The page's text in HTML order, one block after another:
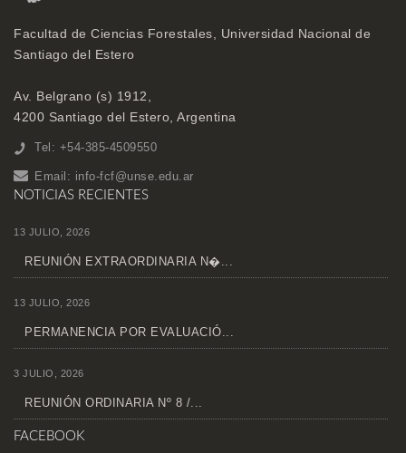
Facultad de Ciencias Forestales, Universidad Nacional de
Santiago del Estero
Av. Belgrano (s) 1912,
4200 Santiago del Estero, Argentina
Tel: +54-385-4509550
Email: info-fcf@unse.edu.ar
NOTICIAS RECIENTES
13 JULIO, 2026
REUNIÓN EXTRAORDINARIA N�...
13 JULIO, 2026
PERMANENCIA POR EVALUACIÓ...
3 JULIO, 2026
REUNIÓN ORDINARIA Nº 8 /...
FACEBOOK